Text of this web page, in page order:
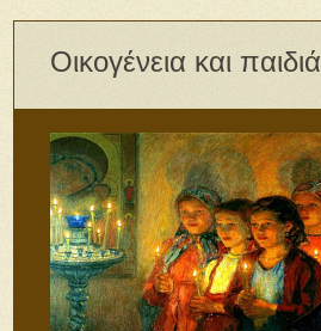
Οικογένεια και παιδιά